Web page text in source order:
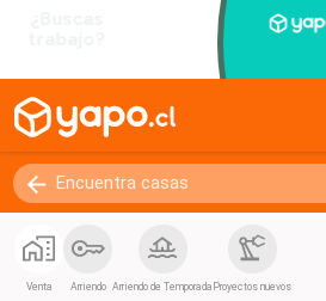
Venta Arriendo Arriendo de Temporada Proyectos nuevos